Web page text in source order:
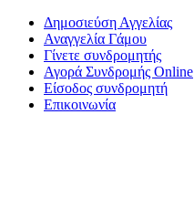
Δημοσιεύση Αγγελίας
Αναγγελία Γάμου
Γίνετε συνδρομητής
Αγορά Συνδρομής Online
Είσοδος συνδρομητή
Επικοινωνία